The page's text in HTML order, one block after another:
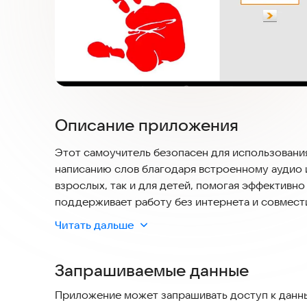
Описание приложения
Этот самоучитель безопасен для
написанию слов благодаря встроенному
взрослых, так и для детей, помогая
поддерживает работу без интернета и
Сам процесс обучения построен в несколько
- **Тренинг** помогает запомнить
фонетической транскрипцией и
- **Тестирование** проводится в игровой
Читать дальше
Запрашиваемые данные
Приложение может запрашивать доступ к